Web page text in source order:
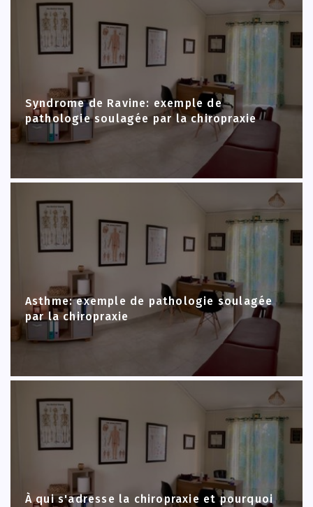
Syndrome de Ravine: exemple de
pathologie soulagée par la chiropraxie
Asthme: exemple de pathologie soulagée
par la chiropraxie
À qui s'adresse la chiropraxie et pourquoi